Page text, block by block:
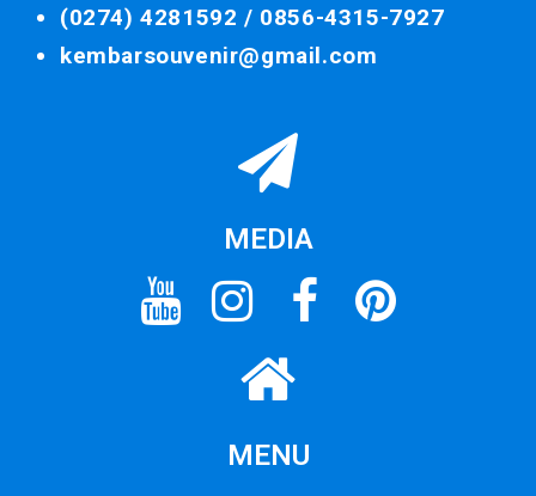
(0274) 4281592 / 0856-4315-7927
kembarsouvenir@gmail.com
MEDIA
MENU